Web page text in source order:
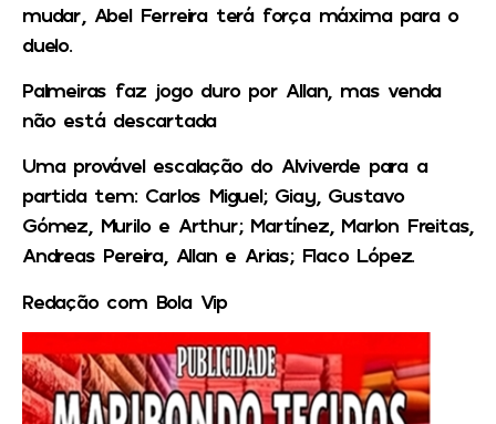
mudar, Abel Ferreira terá força máxima para o
duelo.
Palmeiras faz jogo duro por Allan, mas venda
não está descartada
Uma provável escalação do Alviverde para a
partida tem: Carlos Miguel; Giay, Gustavo
Gómez, Murilo e Arthur; Martínez, Marlon Freitas,
Andreas Pereira, Allan e Arias; Flaco López.
Redação com Bola Vip